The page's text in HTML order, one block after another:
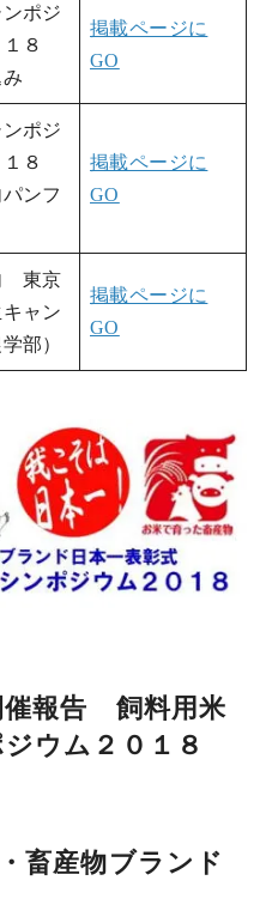
ポジ
１８
掲載ページに
GO
ポジ
１８
ンフ
掲載ページに
GO
東京
ャン
部）
掲載ページに
GO
報告 飼料用米
ウム２０１８
畜産物ブランド